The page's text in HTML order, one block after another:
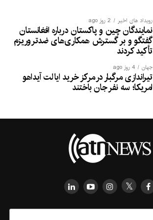
رویداد های اخیر 2 روز ago
نمایندگان چین و پاکستان درباره افغانستان
گفتگو و بر گسترش همکاری‌های ضدتروریزم
تأکید کردند
جهان 4 روز ago
تیراندازی مرگبار در مرکز خرید ایالت آیداهو
امریکا؛ سه نفر جان باختند